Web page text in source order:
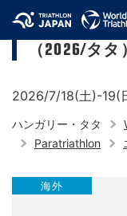
ワールドト
（2026/タタ
2026/7/18(土)-19(
ハンガリー・タタ
Paratriathlon
海外